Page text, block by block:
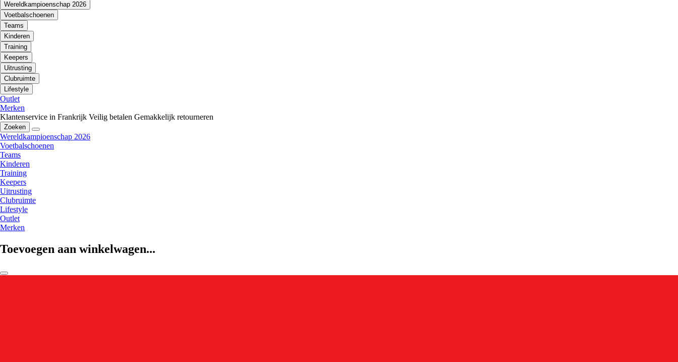
Wereldkampioenschap 2026
Voetbalschoenen
Teams
Kinderen
Training
Keepers
Uitrusting
Clubruimte
Lifestyle
Outlet
Merken
Klantenservice in Frankrijk Veilig betalen Gemakkelijk retourneren
Zoeken
Wereldkampioenschap 2026
Voetbalschoenen
Teams
Kinderen
Training
Keepers
Uitrusting
Clubruimte
Lifestyle
Outlet
Merken
Toevoegen aan winkelwagen...